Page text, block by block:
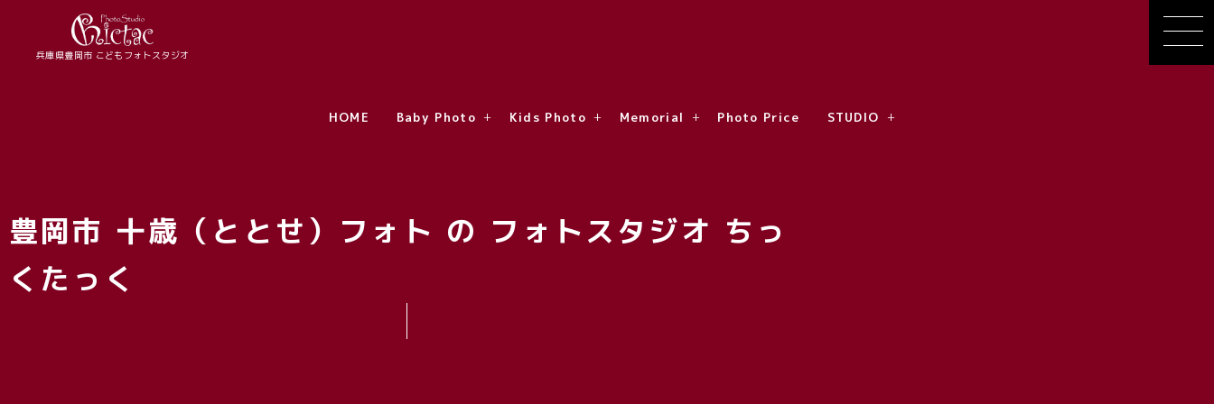
兵庫県豊岡市 こどもフォトスタジオ
HOME Baby Photo Kids Photo Memorial Photo Price STUDIO
豊岡市 十歳（ととせ）フォト の フォトスタジオ ちっ
くたっく